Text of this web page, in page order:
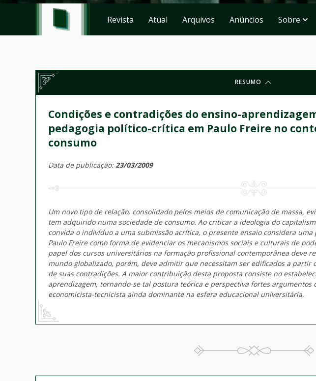
Revista Atual Arquivos Anúncios Sobre
RESUMO
Condições e contradições do ensino-
pedagogia político-crítica em Paulo Freire no
consumo
Data de publicação:23/03/2009
Um novo tipo de relação, consolidado pelos meios de comunicação de massa,
tem adquirido numa sociedade de consumo. Ao criticar a ideologia do
convida o indivíduo a uma submissão acrítica, o presente ensaio considera
Paulo Freire como forma de evidenciar os mecanismos sociais e culturais de
papel dos cursos universitários na formação profissional contemporânea deve
mundo globalizado, porém, deve admitir que necessitam ser edificados a partir
de suas contradições. A maior contribuição desta proposta consiste no
aprendizagem, tornando-se tal postura teórica e perspectiva fortes argumentos
economicista-tecnicista ainda dominante na esfera educacional universitária.